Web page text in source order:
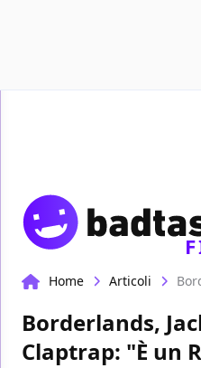
Home Articoli
Borderlands,
Claptrap: "È un